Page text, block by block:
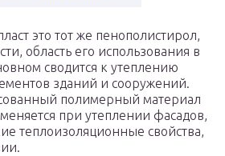
это тот же пенополистирол,
область его использования в
сводится к утеплению
зданий и сооружений.
полимерный материал
при утеплении фасадов,
теплоизоляционные свойства,